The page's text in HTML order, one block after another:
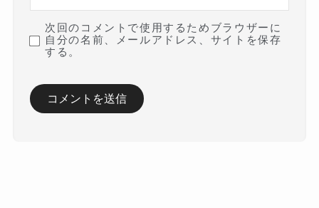
次回のコメントで使用するためブラウザーに
自分の名前、メールアドレス、サイトを保存
する。